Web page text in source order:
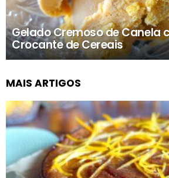
Gelado Cremoso de Canela
Crocante de Cereais
MAIS ARTIGOS